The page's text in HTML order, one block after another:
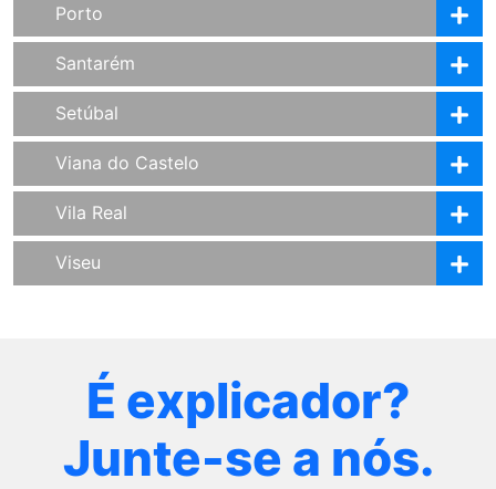
Porto
Santarém
Setúbal
Viana do Castelo
Vila Real
Viseu
É explicador?
Junte-se a nós.